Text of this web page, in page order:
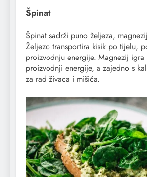
Špinat
Špinat sadrži puno željeza,
Željezo transportira kisik po tijelu,
proizvodnju energije. Magnezij
proizvodnji energije, a zajedno s
za rad živaca i mišića.